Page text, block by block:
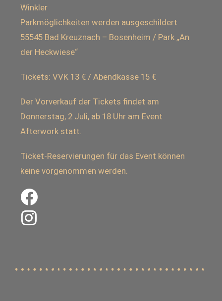
Winkler
Parkmöglichkeiten werden ausgeschildert
55545 Bad Kreuznach – Bosenheim / Park „An
der Heckwiese“
Tickets: VVK 13 € / Abendkasse 15 €
Der Vorverkauf der Tickets findet am
Donnerstag, 2 Juli, ab 18 Uhr am Event
Afterwork statt.
Ticket-Reservierungen für das Event können
keine vorgenommen werden.